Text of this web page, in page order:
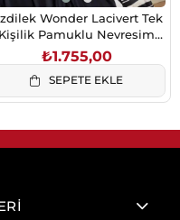
Wonder Lacivert Tek
Kişilik Pamuklu Nevresim
Takımı Lastikli Çarşaflı
160x220
₺1.755,00
SEPETE EKLE